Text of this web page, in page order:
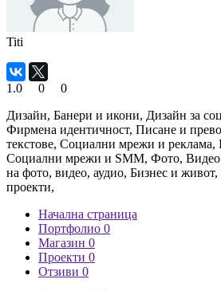
Titi
1.0 0
0
Дизайн, Банери и икони, Дизайн за
Фирмена идентичност, Писане и
текстове, Социални мрежи и реклама,
Социални мрежи и SMM, Фото, Видео
на фото, видео, аудио, Бизнес и
проекти,
Начална страница
Портфолио 0
Магазин 0
Проекти 0
Отзиви 0